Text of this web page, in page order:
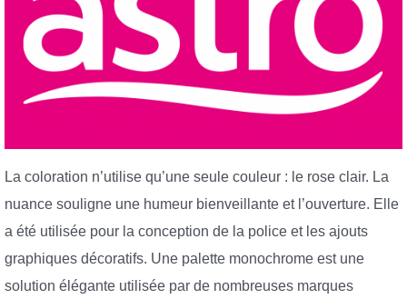
La coloration n’utilise qu’une seule couleur : le rose clair. La
nuance souligne une humeur bienveillante et l’ouverture. Elle
a été utilisée pour la conception de la police et les ajouts
graphiques décoratifs. Une palette monochrome est une
solution élégante utilisée par de nombreuses marques